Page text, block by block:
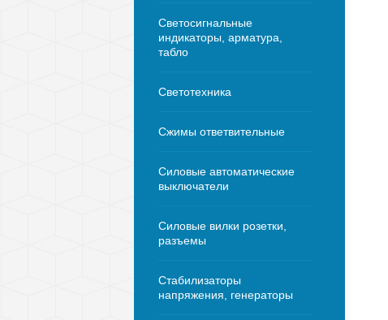
Светосигнальные
индикаторы, арматура,
табло
Светотехника
Сжимы ответвительные
Силовые автоматические
выключатели
Силовые вилки розетки,
разъемы
Стабилизаторы
напряжения, генераторы